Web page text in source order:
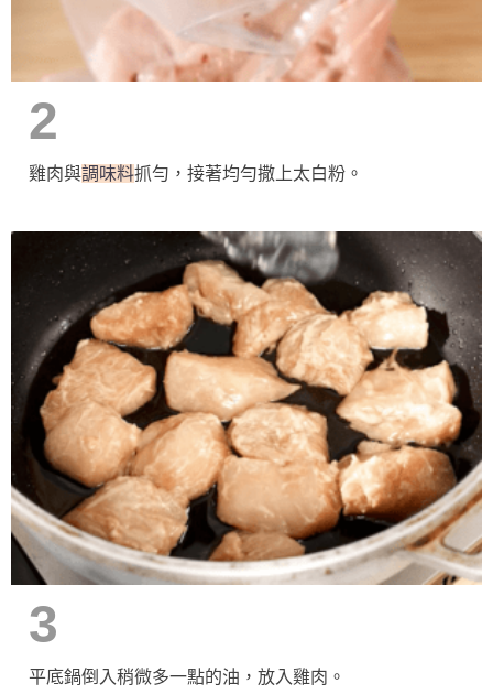
2
雞肉與調味料抓勻，接著均勻撒上太白粉。
3
平底鍋倒入稍微多一點的油，放入雞肉。